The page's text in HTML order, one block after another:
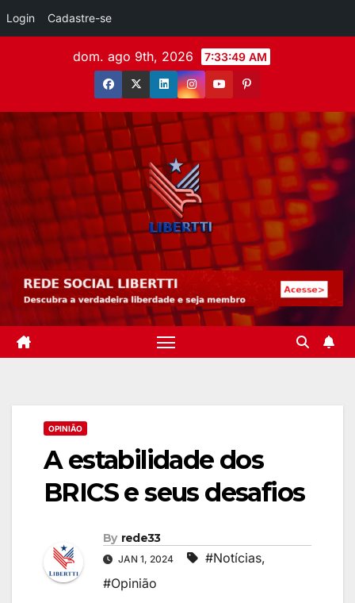
Login Cadastre-se
dom. ago 9th, 2026 7:33:50 AM
OPINIÃO
A estabilidade dos
BRICS e seus desafios
By rede33
JAN 1, 2024 #Notícias,
#Opinião